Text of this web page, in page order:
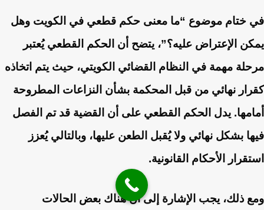
في ختام موضوع “ما معنى حكم قطعي في الكويت وهل
يمكن الإعتراض عليه؟”، يتضح أن الحكم القطعي يُعتبر
مرحلة مهمة في النظام القضائي الكويتي، حيث يتم اتخاذه
كقرار نهائي من قبل المحكمة بشأن النزاعات المطروحة
أمامها. يدل الحكم القطعي على أن القضية قد تم الفصل
فيها بشكل نهائي ولا يُقبل الطعن عليها، وبالتالي يُعزز
استقرار الأحكام القانونية.
ومع ذلك، يجب الإشارة إلى أن هناك بعض الحالات